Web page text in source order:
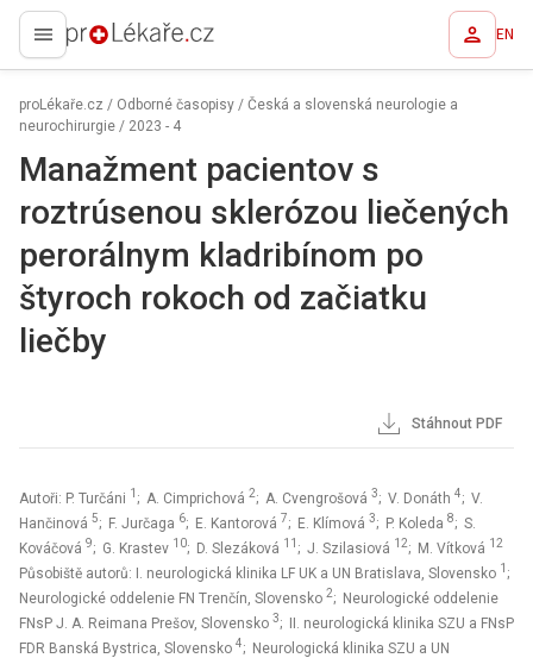
proLékaře.cz EN
proLékaře.cz / Odborné časopisy / Česká a slovenská neurologie a
neurochirurgie / 2023 - 4
Manažment pacientov s
roztrúsenou sklerózou liečených
perorálnym kladribínom po
štyroch rokoch od začiatku
liečby
Stáhnout PDF
Autoři: P. Turčáni 1 ; A. Cimprichová 2; A. Cvengrošová 3; V. Donáth 4; V.
Hančinová 5; F. Jurčaga 6; E. Kantorová 7; E. Klímová 3; P. Koleda 8; S.
Kováčová 9; G. Krastev 10; D. Slezáková 11 ; J. Szilasiová 12; M. Vítková 12
Působiště autorů: I. neurologická klinika LF UK a UN Bratislava, Slovensko 1 ;
Neurologické oddelenie FN Trenčín, Slovensko 2; Neurologické oddelenie
FNsP J. A. Reimana Prešov, Slovensko 3; II. neurologická klinika SZU a FNsP
FDR Banská Bystrica, Slovensko 4; Neurologická klinika SZU a UN